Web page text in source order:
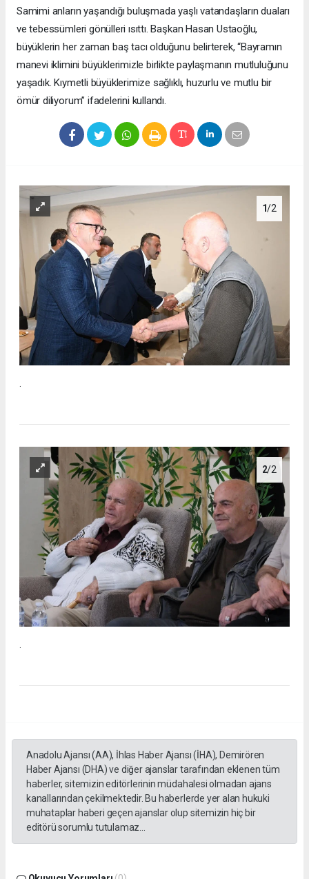
Samimi anların yaşandığı buluşmada yaşlı vatandaşların duaları
ve tebessümleri gönülleri ısıttı. Başkan Hasan Ustaoğlu,
büyüklerin her zaman baş tacı olduğunu belirterek, “Bayramın
manevi iklimini büyüklerimizle birlikte paylaşmanın mutluluğunu
yaşadık. Kıymetli büyüklerimize sağlıklı, huzurlu ve mutlu bir
ömür diliyorum” ifadelerini kullandı.
1/2
2/2
Anadolu Ajansı (AA), İhlas Haber Ajansı (İHA), Demirören
Haber Ajansı (DHA) ve diğer ajanslar tarafından eklenen tüm
haberler, sitemizin editörlerinin müdahalesi olmadan ajans
kanallarından çekilmektedir. Bu haberlerde yer alan hukuki
muhataplar haberi geçen ajanslar olup sitemizin hiç bir
editörü sorumlu tutulamaz...